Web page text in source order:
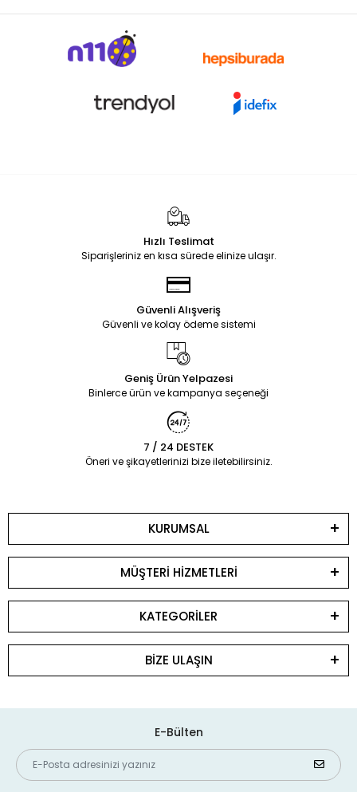
Hızlı Teslimat
Siparişleriniz en kısa sürede elinize ulaşır.
Güvenli Alışveriş
Güvenli ve kolay ödeme sistemi
Geniş Ürün Yelpazesi
Binlerce ürün ve kampanya seçeneği
7 / 24 DESTEK
Öneri ve şikayetlerinizi bize iletebilirsiniz.
KURUMSAL
MÜŞTERİ HİZMETLERİ
KATEGORİLER
BİZE ULAŞIN
E-Bülten